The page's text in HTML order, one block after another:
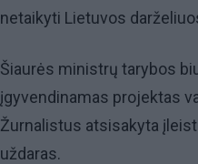
netaikyti Lietuvos
Šiaurės ministrų tarybos
įgyvendinamas projektas
Žurnalistus atsisakyta
uždaras.